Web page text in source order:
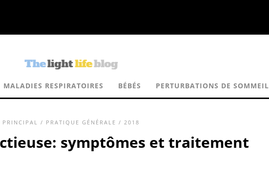
MALADIES RESPIRATOIRES BÉBÉS PERTURBATIONS DE SOMMEIL
PRINCIPAL / PRATIQUE GÉNÉRALE / 2018
symptômes et traitement